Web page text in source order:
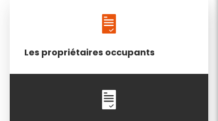
Les propriétaires occupants